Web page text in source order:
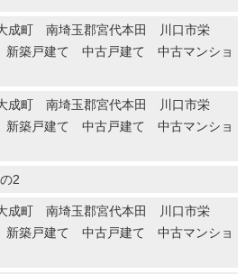
成町 南埼玉郡宮代本田 川口市栄
築戸建て 中古戸建て 中古マンショ
成町 南埼玉郡宮代本田 川口市栄
築戸建て 中古戸建て 中古マンショ
2
成町 南埼玉郡宮代本田 川口市栄
築戸建て 中古戸建て 中古マンショ